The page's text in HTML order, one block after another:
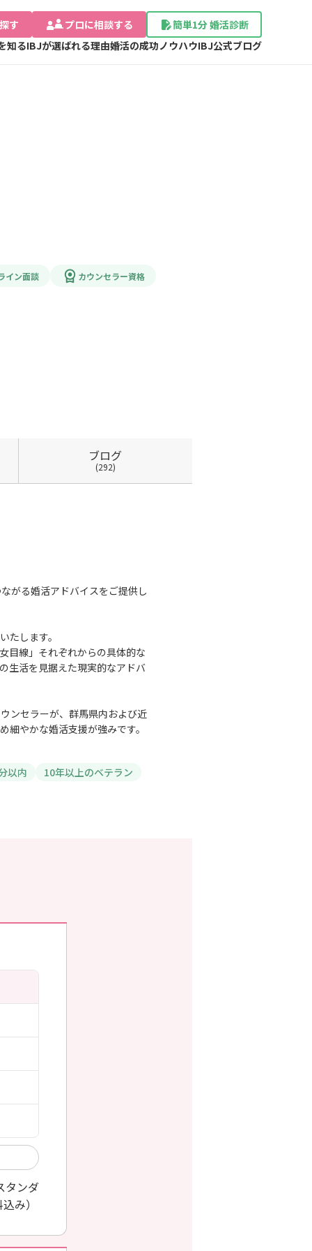
す プロに相談する
簡単1分 婚活診断
知るIBJが選ばれる理由婚活の成功ノウハウIBJ公式ブログ
イン面談 カウンセラー資格
ブログ
(292)
がる婚活アドバイスをご提供し
たします。
目線」それぞれからの具体的な
生活を見据えた現実的なアドバ
ンセラーが、群馬県内および近
やかな婚活支援が強みです。
以内 10年以上のベテラン
タンダ
み）